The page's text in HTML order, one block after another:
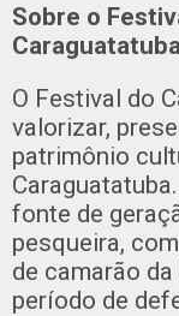
Sobre o
O Festival do
valorizar,
patrimônio
fonte de
pesqueira,
de camarão
período de